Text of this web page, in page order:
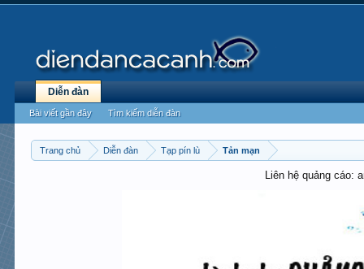
Trang chủ Diễn đàn Tạp pín lù Tản mạn
Liên hệ quảng cáo:
Diễn đàn
Bài viết gần đây Tìm kiếm diễn đàn